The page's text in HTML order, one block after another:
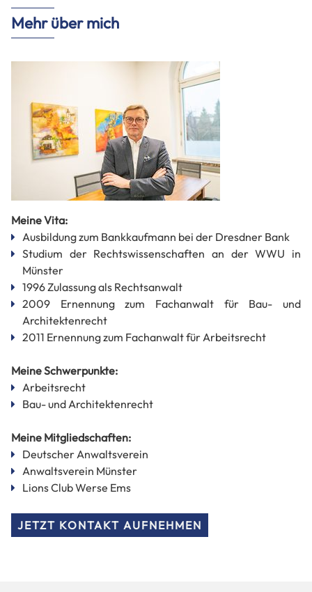
Mehr über mich
Meine Vita:
Ausbildung zum Bankkaufmann bei der Dresdner Bank
Studium der Rechtswissenschaften an der WWU in
Münster
1996 Zulassung als Rechtsanwalt
2009 Ernennung zum Fachanwalt für Bau- und
Architektenrecht
2011 Ernennung zum Fachanwalt für Arbeitsrecht
Meine Schwerpunkte:
Arbeitsrecht
Bau- und Architektenrecht
Meine Mitgliedschaften:
Deutscher Anwaltsverein
Anwaltsverein Münster
Lions Club Werse Ems
JETZT KONTAKT AUFNEHMEN